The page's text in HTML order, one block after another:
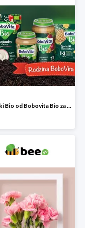
Chrupki Bio od Bobovita Bio za 1 grosz